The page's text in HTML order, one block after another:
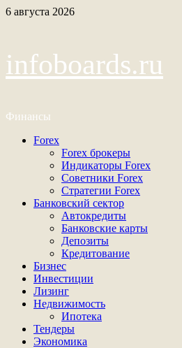
Перейти
6 августа 2026
infoboards.ru
Финансы
Основное
Forex
Forex брокеры
Индикаторы Forex
Советники Forex
Стратегии Forex
Банковский сектор
Автокредиты
Банковские карты
Депозиты
Кредитование
Бизнес
Инвестиции
Лизинг
Недвижимость
Ипотека
Тендеры
Экономика